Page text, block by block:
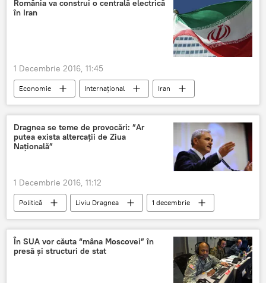
România va construi o centrală electrică
în Iran
1 Decembrie 2016, 11:45
Economie Internaţional
Iran
Iran
Irak
Centrala Electrică
România
Dragnea se teme de provocări: ”Ar
putea exista altercații de Ziua
Națională”
1 Decembrie 2016, 11:12
Politică Liviu Dragnea
1 decembrie
Ziua Națională a României
România
PSD
În SUA vor căuta “mâna Moscovei” în
presă și structuri de stat